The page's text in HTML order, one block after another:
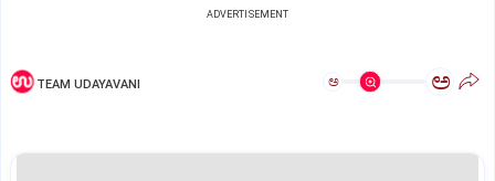
ADVERTISEMENT
TEAM UDAYAVANI ಅ ಅ